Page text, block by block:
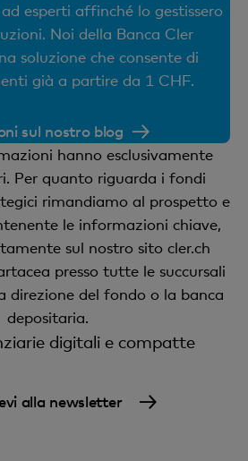
d'investimentoopzionale e
impostare
viene riportata
fiscale (Svizzera).
esperti affinché lo gestissero
Noi della Banca Cler
soluzione che consente di
già a partire da 1 CHF.
sul nostro blog
hanno esclusivamente
Per quanto riguarda i fondi
rimandiamo al prospetto e
le informazioni chiave,
sul nostro sito cler.ch
presso tutte le succursali
direzione del fondo o la banca
depositaria.
digitali e compatte
alla newsletter